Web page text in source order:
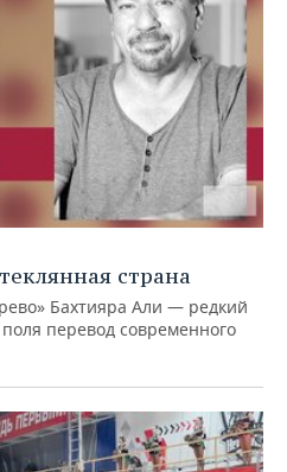
страна
Бахтияра Али — редкий
перевод современного